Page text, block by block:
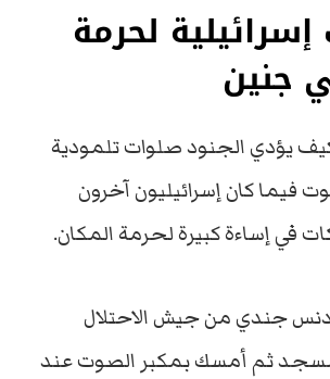
لحرمة
جنين
يؤدي الجنود صلوات تلمودية
فيما كان إسرائيليون آخرون
في إساءة كبيرة لحرمة المكان.
جندي من جيش الاحتلال
ثم أمسك بمكبر الصوت عند